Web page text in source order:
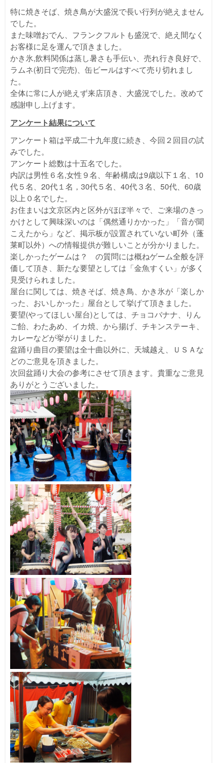
特に焼きそば、焼き鳥が大盛況で長い行列が絶えません
でした。
また味噌おでん、フランクフルトも盛況で、絶え間なく
お客様に足を運んで頂きました。
かき氷,飲料関係は蒸し暑さも手伝い、売れ行き良好で、
ラムネ(初日で完売)、缶ビールはすべて売り切れまし
た。
全体に常に人が絶えず来店頂き、大盛況でした。改めて
感謝申し上げます。
アンケート結果について
アンケート箱は平成二十九年度に続き、今回２回目の試
みでした。
アンケート総数は十五名でした。
内訳は男性６名,女性９名、年齢構成は9歳以下１名、10
代５名、20代１名，30代５名、40代３名、50代、60歳
以上０名でした。
お住まいは文京区内と区外がほぼ半々で、ご来場のきっ
かけとして興味深いのは「偶然通りかかった」「音が聞
こえたから」など、掲示板が設置されていない町外（蓬
莱町以外）への情報提供が難しいことが分かりました。
楽しかったゲームは？ の質問には概ねゲーム全般を評
価して頂き、新たな要望としては「金魚すくい」が多く
見受けられました。
屋台に関しては、焼きそば、焼き鳥、かき氷が「楽しか
った、おいしかった」屋台として挙げて頂きました。
要望(やってほしい屋台)としては、チョコバナナ、りん
ご飴、わたあめ、イカ焼、から揚げ、チキンステーキ、
カレーなどが挙がりました。
盆踊り曲目の要望は全十曲以外に、天城越え、ＵＳＡな
どのご意見を頂きました。
次回盆踊り大会の参考にさせて頂きます。貴重なご意見
ありがとうございました。